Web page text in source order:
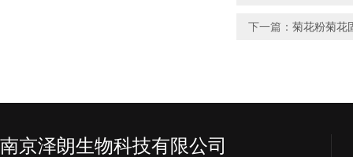
下一篇： 菊花粉菊花
南京泽朗生物科技有限公司